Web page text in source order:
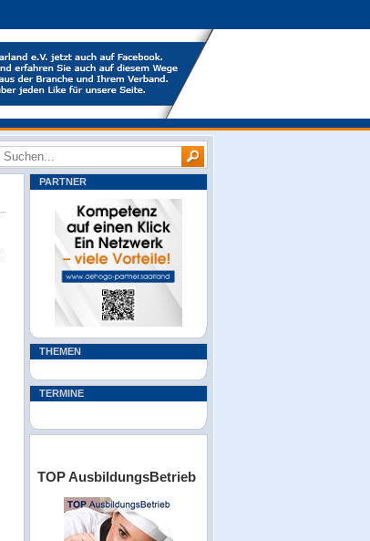
PARTNER
THEMEN
TERMINE
TOP AusbildungsBetrieb